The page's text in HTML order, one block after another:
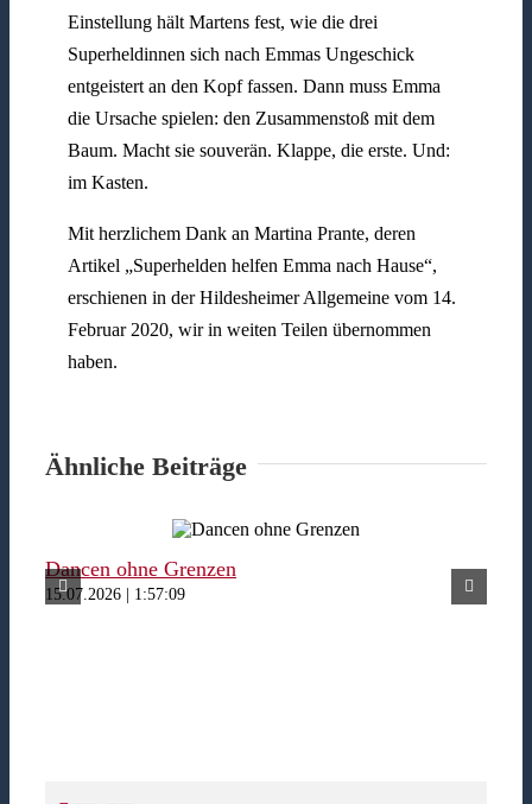
Einstellung hält Martens fest, wie die drei
Superheldinnen sich nach Emmas Ungeschick
entgeistert an den Kopf fassen. Dann muss Emma
die Ursache spielen: den Zusammenstoß mit dem
Baum. Macht sie souverän. Klappe, die erste. Und:
im Kasten.
Mit herzlichem Dank an Martina Prante, deren
Artikel „Superhelden helfen Emma nach Hause“,
erschienen in der Hildesheimer Allgemeine vom 14.
Februar 2020, wir in weiten Teilen übernommen
haben.
Ähnliche Beiträge
Dancen ohne Grenzen
15.07.2026 | 1:57:09